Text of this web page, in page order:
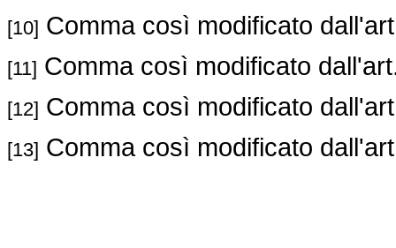
[10] Comma così modificato
[11] Comma così modificato
[12] Comma così modificato
[13] Comma così modificato